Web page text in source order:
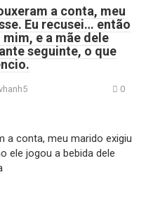
a conta, meu
Eu recusei… então
e a mãe dele
seguinte, o que
0
a conta, meu marido exigiu
ele jogou a bebida dele